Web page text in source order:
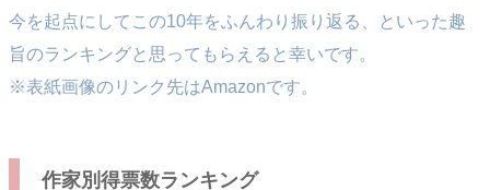
今を起点にしてこの10年をふんわり振り返る、といった趣
旨のランキングと思ってもらえると幸いです。
※表紙画像のリンク先はAmazonです。
作家別得票数ランキング